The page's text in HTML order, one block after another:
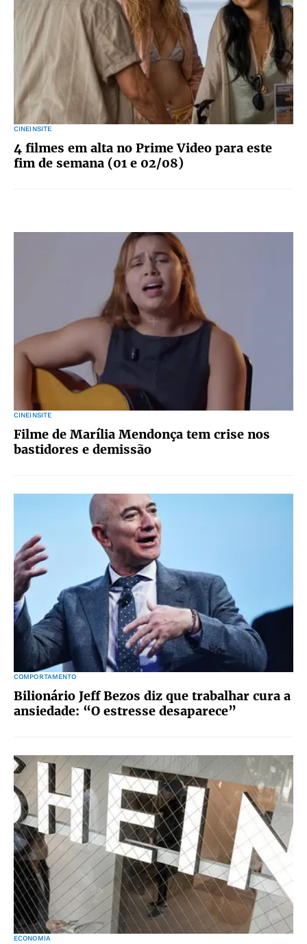
CINEINSITE
4 filmes em alta no Prime Video para este
fim de semana (01 e 02/08)
CINEINSITE
Filme de Marília Mendonça tem crise nos
bastidores e demissão
COMPORTAMENTO
Bilionário Jeff Bezos diz que trabalhar cura a
ansiedade: “O estresse desaparece”
ECONOMIA